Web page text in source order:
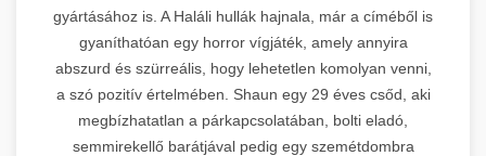
gyártásához is. A Haláli hullák hajnala, már a címéből is
gyaníthatóan egy horror vígjáték, amely annyira
abszurd és szürreális, hogy lehetetlen komolyan venni,
a szó pozitív értelmében. Shaun egy 29 éves csőd, aki
megbízhatatlan a párkapcsolatában, bolti eladó,
semmirekellő barátjával pedig egy szemétdombra